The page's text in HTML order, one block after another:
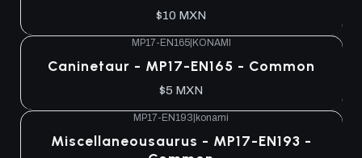
$10 MXN
MP17-EN165|KONAMI
Caninetaur - MP17-EN165 - Common
$5 MXN
MP17-EN193 konami
Miscellaneousaurus - MP17-EN193 -